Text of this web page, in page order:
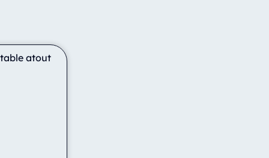
atout